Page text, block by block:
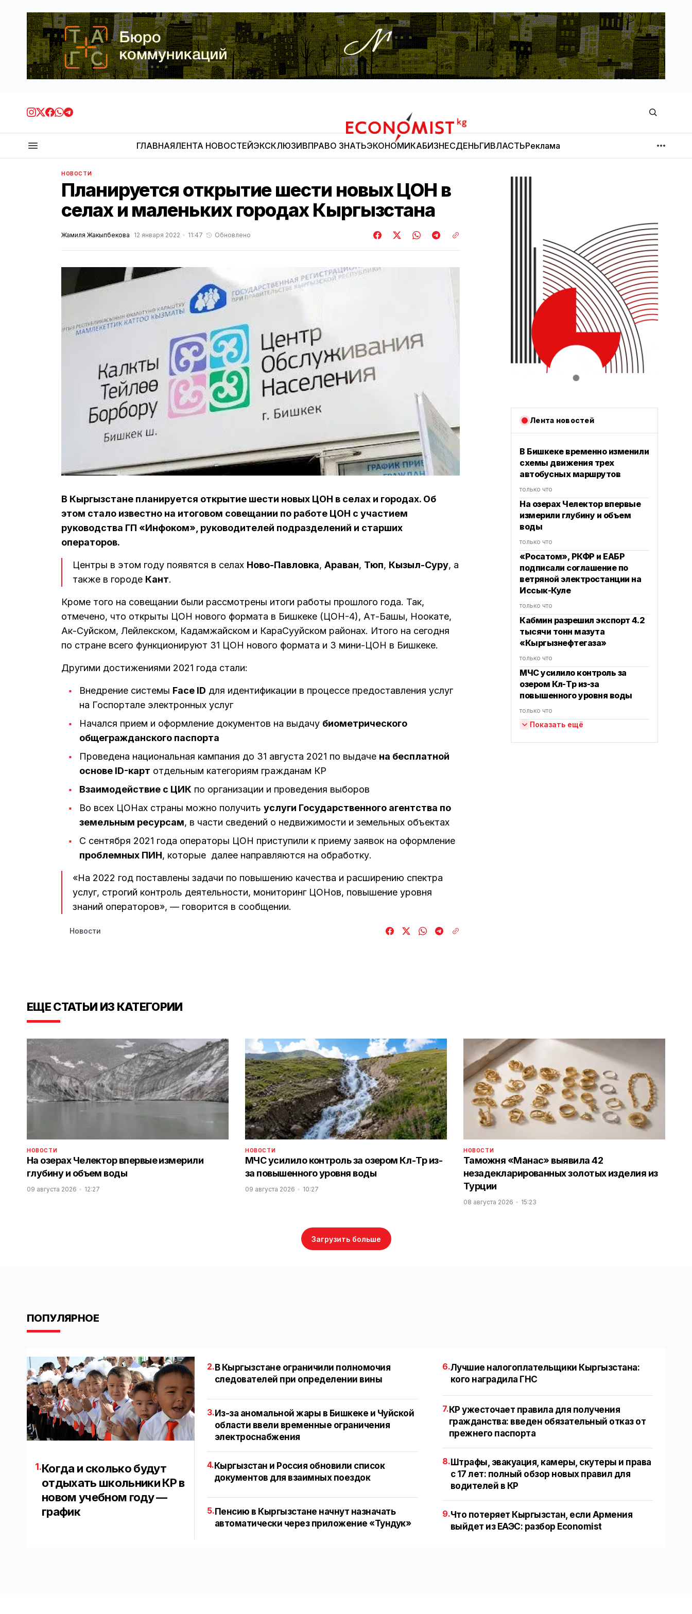
Economist.kg
ГЛАВНАЯЛЕНТА НОВОСТЕЙЭКСКЛЮЗИВПРАВО ЗНАТЬЭКОНОМИКАБИЗНЕСДЕНЬГИВЛАСТЬРеклама
МНЕНИЕ
НОВОСТИ
Планируется открытие шести новых ЦОН в
селах и маленьких городах Кыргызстана
Жамиля Жакыпбекова 12 января 2022 11:47 Обновлено
В Кыргызстане планируется открытие шести новых ЦОН в селах и городах. Об
этом стало известно на итоговом совещании по работе ЦОН с участием
руководства ГП «Инфоком», руководителей подразделений и старших
операторов.
Центры в этом году появятся в селах Ново-Павловка, Араван, Тюп, Кызыл-Суру, а
также в городе Кант.
Кроме того на совещании были рассмотрены итоги работы прошлого года. Так,
отмечено, что открыты ЦОН нового формата в Бишкеке (ЦОН-4), Ат-Башы, Ноокате,
Ак-Суйском, Лейлекском, Кадамжайском и КараСууйском районах. Итого на сегодня
по стране всего функционируют 31 ЦОН нового формата и 3 мини-ЦОН в Бишкеке.
Другими достижениями 2021 года стали:
Внедрение системы Face ID для идентификации в процессе предоставления услуг
на Госпортале электронных услуг
Начался прием и оформление документов на выдачу биометрического
общегражданского паспорта
Проведена национальная кампания до 31 августа 2021 по выдаче на бесплатной
основе ID-карт отдельным категориям гражданам КР
Взаимодействие с ЦИК по организации и проведения выборов
Во всех ЦОНах страны можно получить услуги Государственного агентства по
земельным ресурсам, в части сведений о недвижимости и земельных объектах
С сентября 2021 года операторы ЦОН приступили к приему заявок на оформление
проблемных ПИН, которые далее направляются на обработку.
«На 2022 год поставлены задачи по повышению качества и расширению спектра
услуг, строгий контроль деятельности, мониторинг ЦОНов, повышение уровня
знаний операторов», — говорится в сообщении.
Новости
Лента новостей
В Бишкеке временно изменили
схемы движения трех
автобусных маршрутов
только что
На озерах Челектор впервые
измерили глубину и объем
воды
только что
«Росатом», РКФР и ЕАБР
подписали соглашение по
ветряной электростанции на
Иссык-Куле
только что
Кабмин разрешил экспорт 4.2
тысячи тонн мазута
«Кыргызнефтегаза»
только что
МЧС усилило контроль за
озером Көл-Төр из-за
повышенного уровня воды
только что
Показать ещё
ЕЩЕ СТАТЬИ ИЗ КАТЕГОРИИ
НОВОСТИ
На озерах Челектор впервые измерили
глубину и объем воды
09 августа 2026 12:27
НОВОСТИ
МЧС усилило контроль за озером Көл-Төр из-
за повышенного уровня воды
09 августа 2026 10:27
НОВОСТИ
Таможня «Манас» выявила 42
незадекларированных золотых изделия из
Турции
08 августа 2026 15:23
Загрузить больше
ПОПУЛЯРНОЕ
1.Когда и сколько будут
отдыхать школьники КР в
новом учебном году —
график
2. В Кыргызстане ограничили полномочия
следователей при определении вины
3. Из-за аномальной жары в Бишкеке и Чуйской
области ввели временные ограничения
электроснабжения
4. Кыргызстан и Россия обновили список
документов для взаимных поездок
5.Пенсию в Кыргызстане начнут назначать
автоматически через приложение «Тундук»
6.Лучшие налогоплательщики Кыргызстана:
кого наградила ГНС
7. КР ужесточает правила для получения
гражданства: введен обязательный отказ от
прежнего паспорта
8. Штрафы, эвакуация, камеры, скутеры и права
с 17 лет: полный обзор новых правил для
водителей в КР
9.Что потеряет Кыргызстан, если Армения
выйдет из ЕАЭС: разбор Economist